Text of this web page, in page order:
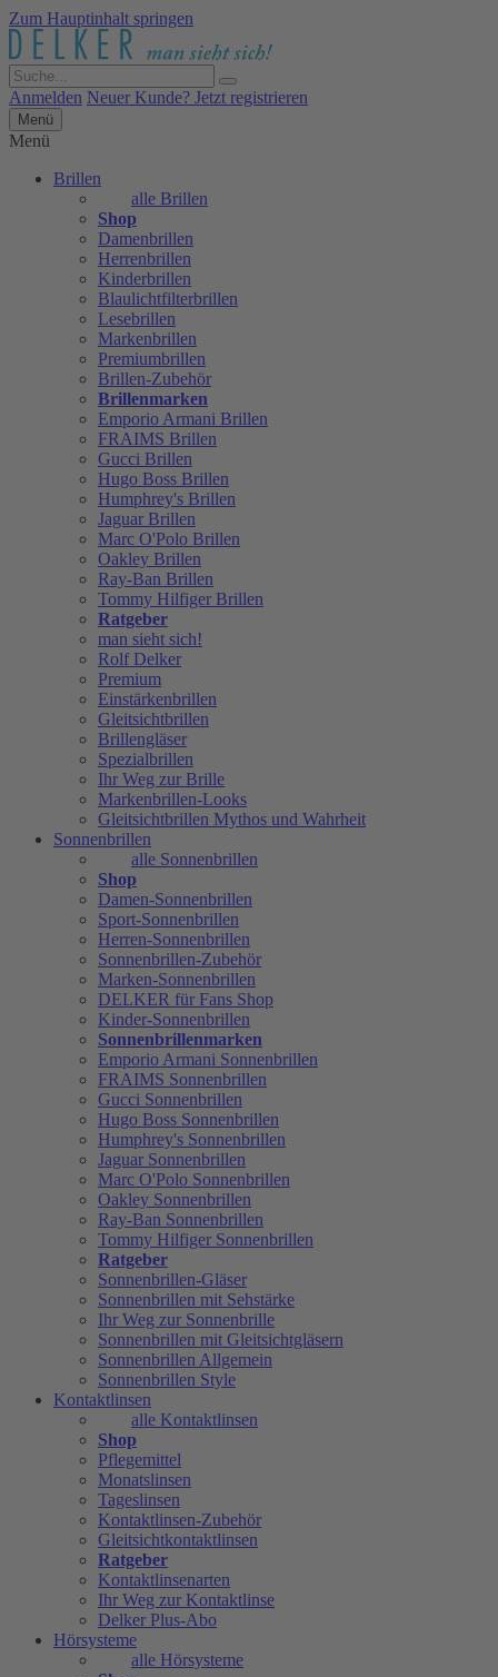
Zum Hauptinhalt springen
Anmelden Neuer Kunde? Jetzt registrieren
Menü
Menü
Brillen
alle Brillen
Shop
Damenbrillen
Herrenbrillen
Kinderbrillen
Blaulichtfilterbrillen
Lesebrillen
Markenbrillen
Premiumbrillen
Brillen-Zubehör
Brillenmarken
Emporio Armani Brillen
FRAIMS Brillen
Gucci Brillen
Hugo Boss Brillen
Humphrey's Brillen
Jaguar Brillen
Marc O'Polo Brillen
Oakley Brillen
Ray-Ban Brillen
Tommy Hilfiger Brillen
Ratgeber
man sieht sich!
Rolf Delker
Premium
Einstärkenbrillen
Gleitsichtbrillen
Brillengläser
Spezialbrillen
Ihr Weg zur Brille
Markenbrillen-Looks
Gleitsichtbrillen Mythos und Wahrheit
Sonnenbrillen
alle Sonnenbrillen
Shop
Damen-Sonnenbrillen
Sport-Sonnenbrillen
Herren-Sonnenbrillen
Sonnenbrillen-Zubehör
Marken-Sonnenbrillen
DELKER für Fans Shop
Kinder-Sonnenbrillen
Sonnenbrillenmarken
Emporio Armani Sonnenbrillen
FRAIMS Sonnenbrillen
Gucci Sonnenbrillen
Hugo Boss Sonnenbrillen
Humphrey's Sonnenbrillen
Jaguar Sonnenbrillen
Marc O'Polo Sonnenbrillen
Oakley Sonnenbrillen
Ray-Ban Sonnenbrillen
Tommy Hilfiger Sonnenbrillen
Ratgeber
Sonnenbrillen-Gläser
Sonnenbrillen mit Sehstärke
Ihr Weg zur Sonnenbrille
Sonnenbrillen mit Gleitsichtgläsern
Sonnenbrillen Allgemein
Sonnenbrillen Style
Kontaktlinsen
alle Kontaktlinsen
Shop
Pflegemittel
Monatslinsen
Tageslinsen
Kontaktlinsen-Zubehör
Gleitsichtkontaktlinsen
Ratgeber
Kontaktlinsenarten
Ihr Weg zur Kontaktlinse
Delker Plus-Abo
Hörsysteme
alle Hörsysteme